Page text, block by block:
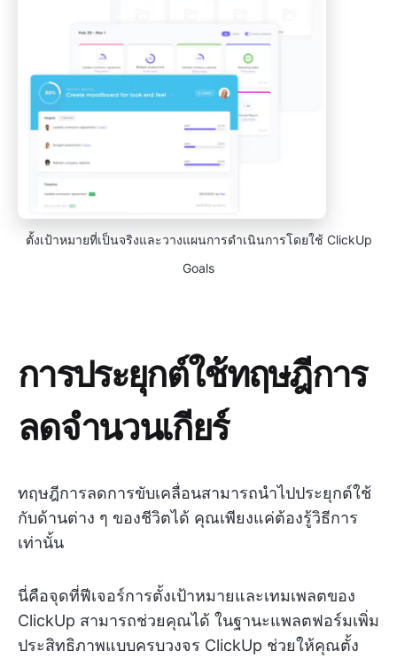
ตั้งเป้าหมายที่เป็นจริงและวางแผนการดำเนินการโดยใช้ ClickUp
Goals
การประยุกต์ใช้ทฤษฎีการ
ลดจำนวนเกียร์
ทฤษฎีการลดการขับเคลื่อนสามารถนำไปประยุกต์ใช้
กับด้านต่าง ๆ ของชีวิตได้ คุณเพียงแค่ต้องรู้วิธีการ
เท่านั้น
นี่คือจุดที่ฟีเจอร์การตั้งเป้าหมายและเทมเพลตของ
ClickUp สามารถช่วยคุณได้ ในฐานะแพลตฟอร์มเพิ่ม
ประสิทธิภาพแบบครบวงจร ClickUp ช่วยให้คุณตั้ง